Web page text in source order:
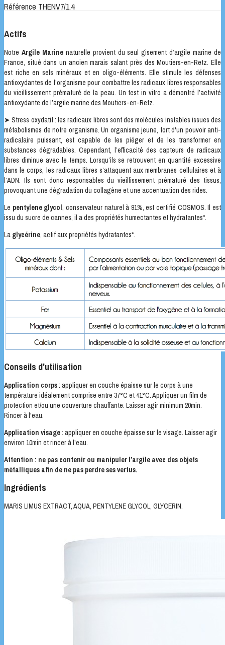
Référence THENV7/1.4
Actifs
Notre Argile Marinenaturelle provient du seul gisement d’argile marine de
France, situé dans un ancien marais salant près des Moutiers-en-Retz. Elle
est riche en sels minéraux et en oligo-éléments. Elle stimule les défenses
antioxydantes de l’organisme pour combattre les radicaux libres responsables
du vieillissement prématuré de la peau. Un test in vitro a démontré l’activité
antioxydante de l’argile marine des Moutiers-en-Retz.
➤ Stress oxydatif : les radicaux libres sont des molécules instables issues des
métabolismes de notre organisme. Un organisme jeune, fort d'un pouvoir anti-
radicalaire puissant, est capable de les piéger et de les transformer en
substances dégradables. Cependant, l’efficacité des capteurs de radicaux
libres diminue avec le temps. Lorsqu’ils se retrouvent en quantité excessive
dans le corps, les radicaux libres s’attaquent aux membranes cellulaires et à
l’ADN. Ils sont donc responsables du vieillissement prématuré des tissus,
provoquant une dégradation du collagène et une accentuation des rides.
Le pentylene glycol , conservateur naturel à 91%, est certifié COSMOS. Il est
issu du sucre de cannes, il a des propriétés humectantes et hydratantes*.
La glycérine , actif aux propriétés hydratantes*.
Conseils d'utilisation
Application corps: appliquer en couche épaisse sur le corps à une
température idéalement comprise entre 37°C et 41°C. Appliquer un film de
protection et/ou une couverture chauffante. Laisser agir minimum 20min.
Rincer à l'eau.
Application visage: appliquer en couche épaisse sur le visage. Laisser agir
environ 10min et rincer à l'eau.
Attention : ne pas contenir ou manipuler l’argile avec des objets
métalliques afin de ne pas perdre ses vertus.
Ingrédients
MARIS LIMUS EXTRACT, AQUA, PENTYLENE GLYCOL, GLYCERIN.